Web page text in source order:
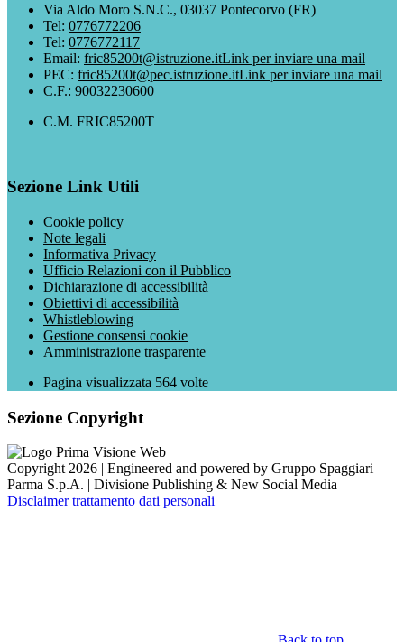
Via Aldo Moro S.N.C., 03037 Pontecorvo (FR)
Tel: 0776772206
Tel: 0776772117
Email: fric85200t@istruzione.itLink per inviare una mail
PEC: fric85200t@pec.istruzione.itLink per inviare una mail
C.F.: 90032230600
C.M. FRIC85200T
Sezione Link Utili
Cookie policy
Note legali
Informativa Privacy
Ufficio Relazioni con il Pubblico
Dichiarazione di accessibilità
Obiettivi di accessibilità
Whistleblowing
Gestione consensi cookie
Amministrazione trasparente
Pagina visualizzata 564 volte
Sezione Copyright
Copyright 2026 | Engineered and powered by Gruppo Spaggiari
Parma S.p.A. | Divisione Publishing & New Social Media
Disclaimer trattamento dati personali